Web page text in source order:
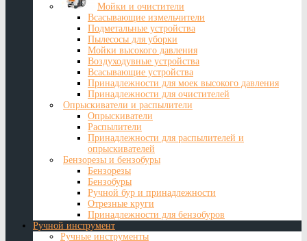
Мойки и очистители
Всасывающие измельчители
Подметальные устройства
Пылесосы для уборки
Мойки высокого давления
Воздуходувные устройства
Всасывающие устройства
Принадлежности для моек высокого давления
Принадлежности для очистителей
Опрыскиватели и распылители
Опрыскиватели
Распылители
Принадлежности для распылителей и
опрыскивателей
Бензорезы и бензобуры
Бензорезы
Бензобуры
Ручной бур и принадлежности
Отрезные круги
Принадлежности для бензобуров
Ручной инструмент
Ручные инструменты